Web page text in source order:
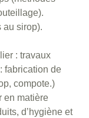
au sirop).
: travaux
fabrication de
compote.)
en matière
d’hygiène et